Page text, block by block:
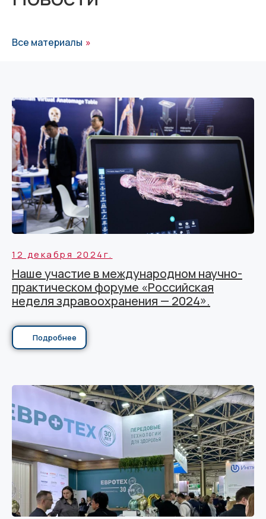
Все материалы »
12 декабря 2024г.
Наше участие в международном научно-
практическом форуме «Российская
неделя здравоохранения — 2024».
Подробнее